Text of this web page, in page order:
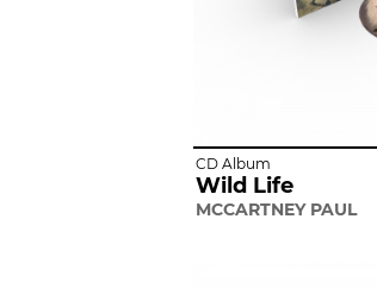
CD Album
Wild Life
MCCARTNEY PAUL